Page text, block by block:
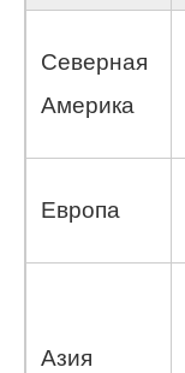
Северная
Америка
Европа
Азия